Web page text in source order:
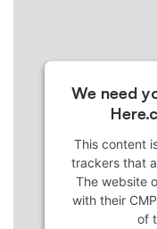
We need
This content
trackers that
The website
with their
of